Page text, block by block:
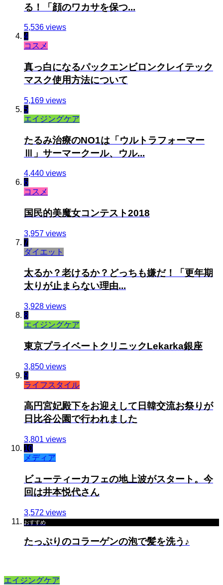
る！「顔のワカサを保つ...
5,536 views
4
コスメ
真っ白になるパックエンビロンクレイテック
マスク使用方法について
5,169 views
5
エイジングケア
たるみ治療のNO1は「ウルトラフォーマー
Ⅲ」サーマークール、ウル...
4,440 views
6
コスメ
国民的美魔女コンテスト2018
3,957 views
7
ダイエット
太るか？老けるか？どっちも嫌だ！「更年期
太りが止まらない理由...
3,928 views
8
エイジングケア
東京プライベートクリニックLekarka銀座
3,850 views
9
ライフスタイル
高円宮妃殿下をお迎えして日韓交流お祭りが
日比谷公園で行われました
3,801 views
10
メディア
ビューティーカフェの地上波がスタート。今
回は井本悦代さん
3,572 views
おすすめ
たっぷりのコラーゲンの泡で髪を洗う♪
エイジングケア